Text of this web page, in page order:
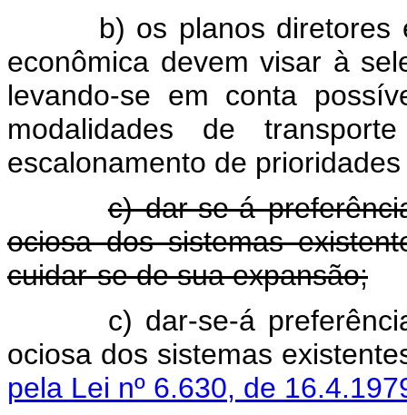
b) os planos diretores
econômica devem visar à
levando-se em conta
modalidades de
escalonamento de
c) dar-se-á
ociosa dos sistemas
cuidar-se de sua expansão;
c) dar-se-á
ociosa dos
pela Lei nº 6.630, de